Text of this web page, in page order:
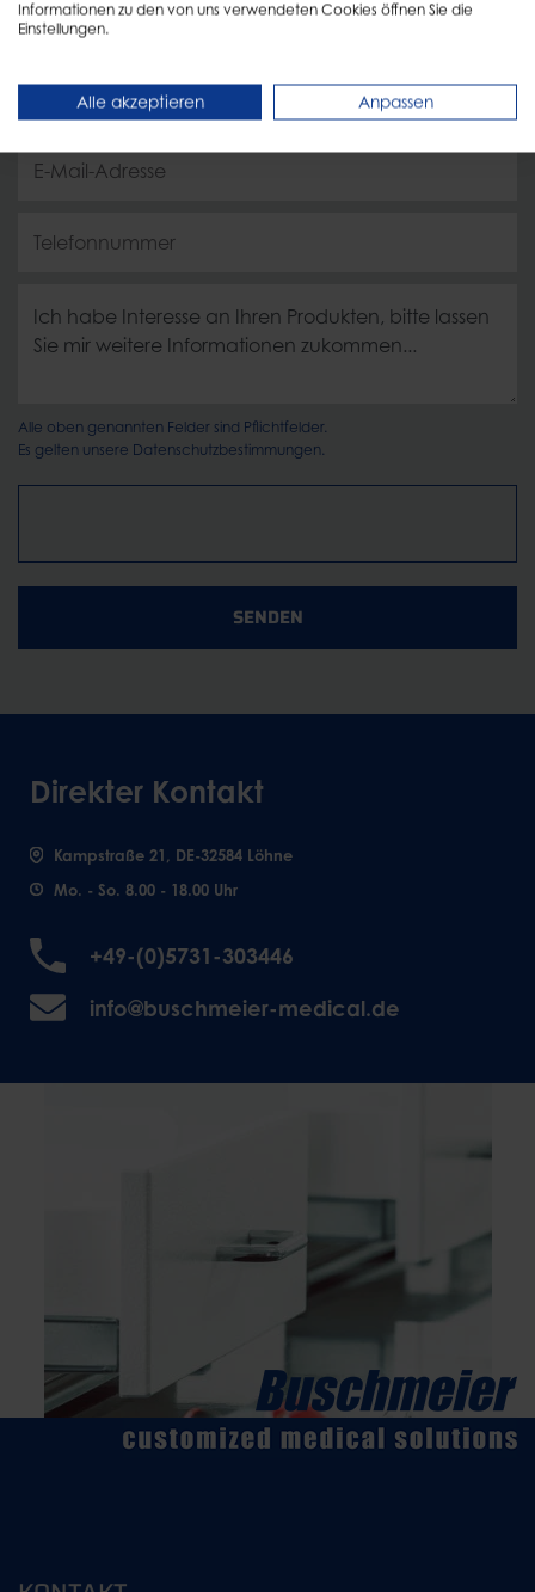
Alle oben genannten Felder sind Pflichtfelder.
Es gelten unsere Datenschutzbestimmungen.
SENDEN
Direkter Kontakt
Kampstraße 21, DE-32584 Löhne
Mo. - So. 8.00 - 18.00 Uhr
+49-(0)5731-303446
info@buschmeier-medical.de
Informationen zu den von uns verwendeten Cookies öffnen Sie die
Einstellungen.
Alle akzeptieren Anpassen